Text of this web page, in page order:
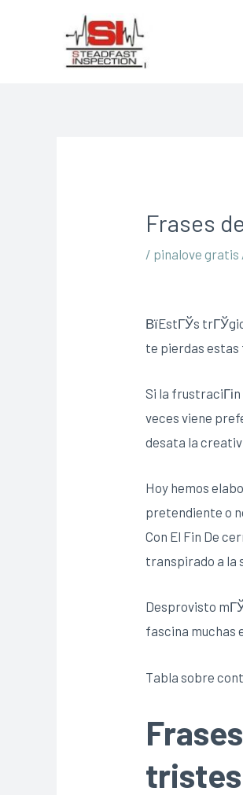
Frases
/ pinalove gratis
ВїEstГЎs
te pierdas estas
Si la
veces viene
desata la
Hoy hemos
pretendiente o
Con El Fin De
transpirado a la
Desprovisto
fascina muchas
Tabla sobre